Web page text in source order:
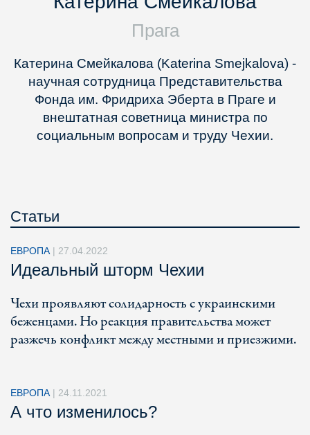
Прага
Катерина Смейкалова (Katerina Smejkalova) -
научная сотрудница Представительства
Фонда им. Фридриха Эберта в Праге и
внештатная советница министра по
социальным вопросам и труду Чехии.
Статьи
ЕВРОПА | 27.04.2022
Идеальный шторм Чехии
Чехи проявляют солидарность с украинскими
беженцами. Но реакция правительства может
разжечь конфликт между местными и приезжими.
ЕВРОПА | 24.11.2021
А что изменилось?